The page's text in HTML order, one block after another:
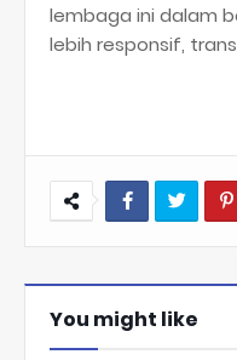
lembaga ini dalam
lebih responsif,
You might like